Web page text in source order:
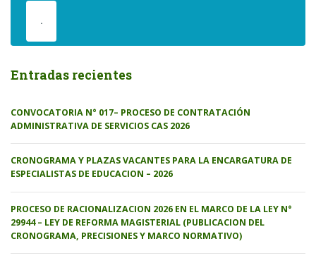
.
Entradas recientes
CONVOCATORIA N° 017– PROCESO DE CONTRATACIÓN
ADMINISTRATIVA DE SERVICIOS CAS 2026
CRONOGRAMA Y PLAZAS VACANTES PARA LA ENCARGATURA DE
ESPECIALISTAS DE EDUCACION – 2026
PROCESO DE RACIONALIZACION 2026 EN EL MARCO DE LA LEY N°
29944 – LEY DE REFORMA MAGISTERIAL (PUBLICACION DEL
CRONOGRAMA, PRECISIONES Y MARCO NORMATIVO)